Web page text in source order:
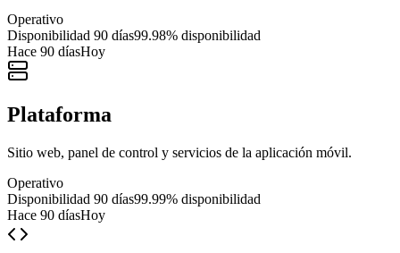
Operativo
Disponibilidad 90 días99.98% disponibilidad
Hace 90 díasHoy
Plataforma
Sitio web, panel de control y servicios de la aplicación móvil.
Operativo
Disponibilidad 90 días99.99% disponibilidad
Hace 90 díasHoy